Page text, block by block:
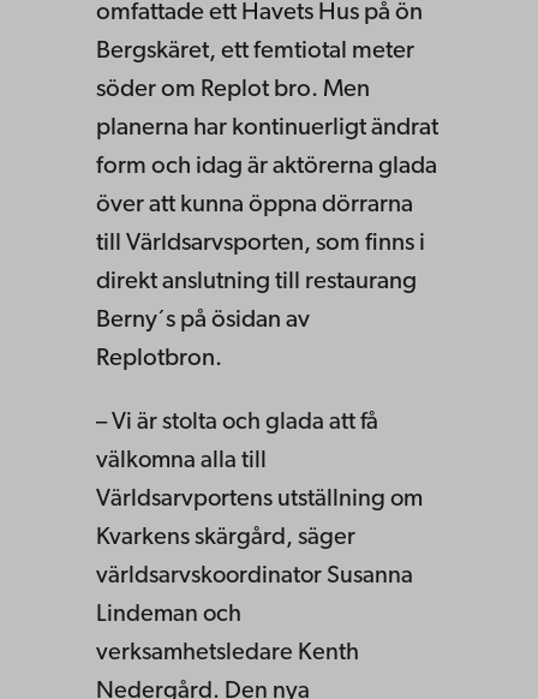
omfattade ett Havets Hus på ön
Bergskäret, ett femtiotal meter
söder om Replot bro. Men
planerna har kontinuerligt ändrat
form och idag är aktörerna glada
över att kunna öppna dörrarna
till Världsarvsporten, som finns i
direkt anslutning till restaurang
Berny´s på ösidan av
Replotbron.
– Vi är stolta och glada att få
välkomna alla till
Världsarvportens utställning om
Kvarkens skärgård, säger
världsarvskoordinator Susanna
Lindeman och
verksamhetsledare Kenth
Nedergård. Den nya